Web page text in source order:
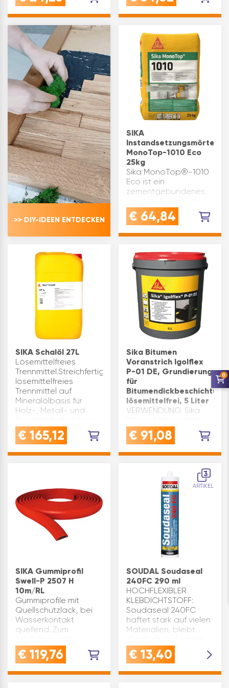
Wand- und
Füllspachtel für
nachfolgende Maler-
und Tapezierarbeiten
zum …
>> DIY-IDEEN ENTDECKEN
SIKA
Instandsetzungsmörtel
MonoTop-1010 Eco
25kg
Sika MonoTop®-1010
Eco ist ein
zementgebundenes,
einkomponentiges
Beschichtungsmaterial
Korrosionsschutz und
Haftbrücke, welches
den Anforderungen
der EN 150…
€ 64,84
SIKA Schalöl 27L
Lösemittelfreies
Trennmittel.Streichfertiges
lösemittelfreies
Trennmittel auf
Mineralölbasis für
Holz-, Metall- und
Produktvorteile:
Schalöl mit guter
…
€ 165,12
Sika Bitumen
Voranstrich Igolflex
P-01 DE, Grundierung
für
Bitumendickbeschichtung,
lösemittelfrei, 5 Liter
VERWENDUNG: Sika
als Haftvermittler und
Voranstrich für Sika
mineralische und
saugende
UntergründeQUALITÄT:
Lösemittelfreie Bitu…
€ 91,08
SIKA Gummiprofil
Swell-P 2507 H
10m/RL
Gummiprofile mit
Quellschutzlack, bei
Wasserkontakt
quellend. Zum
Arbeitsfugen im
allgemeinem Hoch-
Anwendungsgebite:
€ 119,76
3
ARTIKEL
SOUDAL Soudaseal
240FC 290 ml
HOCHFLEXIBLER
KLEBDICHTSTOFF:
Soudaseal 240FC
haftet stark auf vielen
Materialien, bleibt
sich perfekt für
vibrierende Bauteile -
Verklebung von
€ 13,40
0